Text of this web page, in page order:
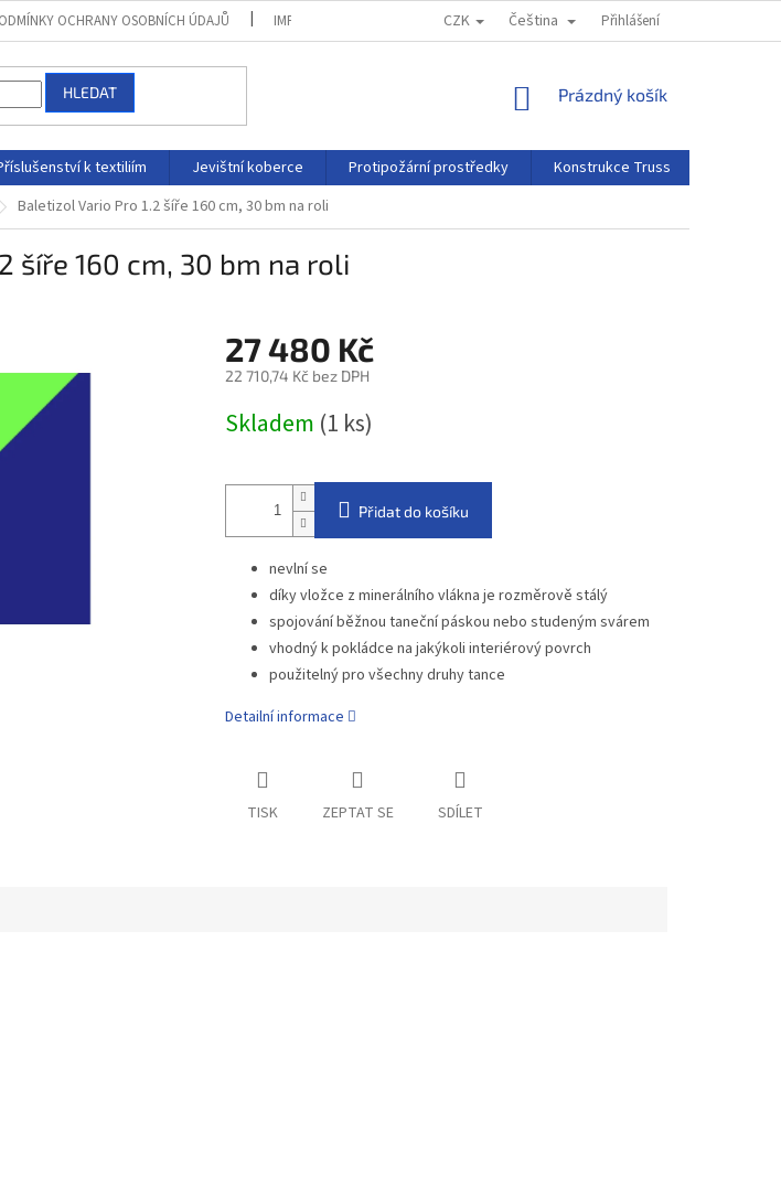
OCHRANY OSOBNÍCH ÚDAJŮ IMPRESSUM REKLAMAČNÍ ŘÁD
CZK Čeština Přihlášení
HLEDAT
NÁKUPNÍ
Prázdný košík
k textiliím Jevištní koberce Protipožární prostředky Konstrukce Truss
Baletizol Vario Pro 1.2 šíře 160 cm, 30 bm na roli
šíře 160 cm, 30 bm na roli
27 480 Kč
22 710,74 Kč bez DPH
cena:
Skladem (1 ks)
Přidat do košíku
nevlní se
díky vložce z minerálního vlákna je rozměrově stálý
spojování běžnou taneční páskou nebo studeným svárem
vhodný k pokládce na jakýkoli interiérový povrch
použitelný pro všechny druhy tance
Detailní informace
TISK ZEPTAT SE SDÍLET